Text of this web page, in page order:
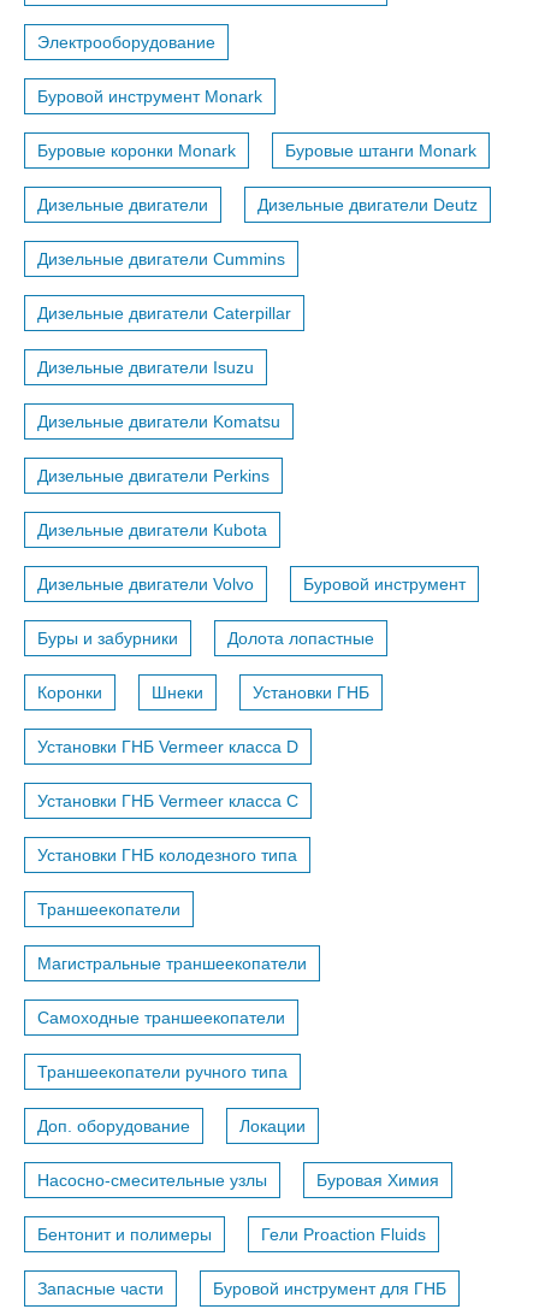
Электрооборудование
Буровой инструмент Monark
Буровые коронки Monark Буровые штанги Monark
Дизельные двигатели Дизельные двигатели Deutz
Дизельные двигатели Cummins
Дизельные двигатели Caterpillar
Дизельные двигатели Isuzu
Дизельные двигатели Komatsu
Дизельные двигатели Perkins
Дизельные двигатели Kubota
Дизельные двигатели Volvo Буровой инструмент
Буры и забурники Долота лопастные
Коронки Шнеки Установки ГНБ
Установки ГНБ Vermeer класса D
Установки ГНБ Vermeer класса С
Установки ГНБ колодезного типа
Траншеекопатели
Магистральные траншеекопатели
Самоходные траншеекопатели
Траншеекопатели ручного типа
Доп. оборудование Локации
Насосно-смесительные узлы Буровая Химия
Бентонит и полимеры Гели Proaction Fluids
Запасные части Буровой инструмент для ГНБ